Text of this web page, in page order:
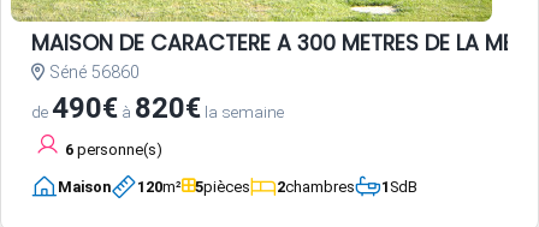
MAISON DE CARACTERE A 300 METRES DE LA MER
Séné 56860
de490€ à 820€ la semaine
6 personne(s)
Maison 120m² 5pièces 2chambres 1SdB